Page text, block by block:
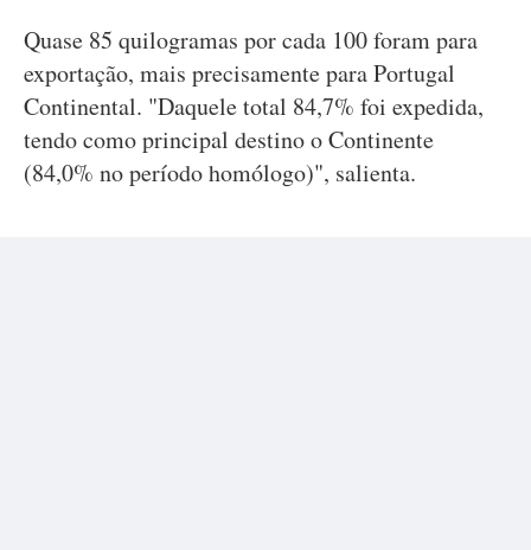
Quase 85 quilogramas por cada 100 foram para
exportação, mais precisamente para Portugal
Continental. "Daquele total 84,7% foi expedida,
tendo como principal destino o Continente
(84,0% no período homólogo)", salienta.